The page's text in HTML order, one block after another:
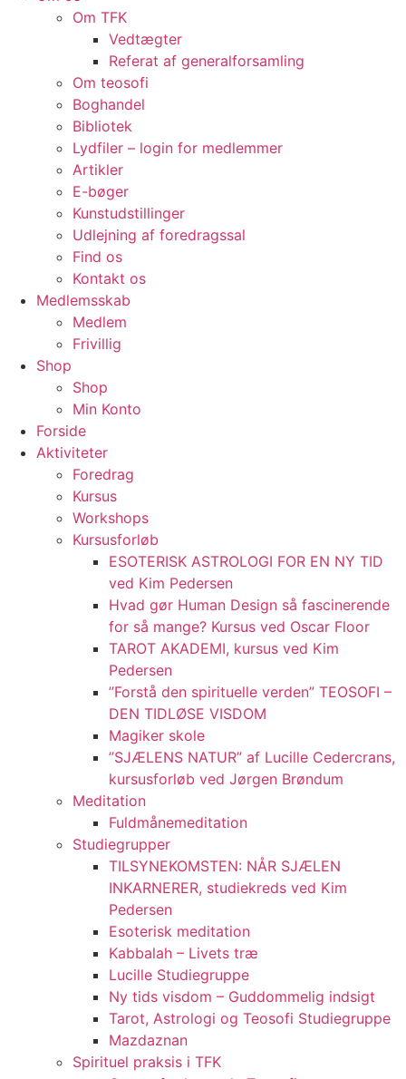
Om TFK
Vedtægter
Referat af generalforsamling
Om teosofi
Boghandel
Bibliotek
Lydfiler – login for medlemmer
Artikler
E-bøger
Kunstudstillinger
Udlejning af foredragssal
Find os
Kontakt os
Medlemsskab
Medlem
Frivillig
Shop
Shop
Min Konto
Forside
Aktiviteter
Foredrag
Kursus
Workshops
Kursusforløb
ESOTERISK ASTROLOGI FOR EN NY TID
ved Kim Pedersen
Hvad gør Human Design så fascinerende
for så mange? Kursus ved Oscar Floor
TAROT AKADEMI, kursus ved Kim
Pedersen
”Forstå den spirituelle verden” TEOSOFI –
DEN TIDLØSE VISDOM
Magiker skole
”SJÆLENS NATUR” af Lucille Cedercrans,
kursusforløb ved Jørgen Brøndum
Meditation
Fuldmånemeditation
Studiegrupper
TILSYNEKOMSTEN: NÅR SJÆLEN
INKARNERER, studiekreds ved Kim
Pedersen
Esoterisk meditation
Kabbalah – Livets træ
Lucille Studiegruppe
Ny tids visdom – Guddommelig indsigt
Tarot, Astrologi og Teosofi Studiegruppe
Mazdaznan
Spirituel praksis i TFK